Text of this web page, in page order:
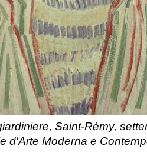
Saint-Rémy,
d'Arte Moderna e